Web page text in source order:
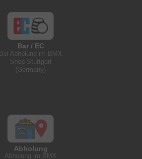
Bar / EC
Bei Abholung im BMX
Shop Stuttgart
(Germany)
Abholung
Abholung im BMX